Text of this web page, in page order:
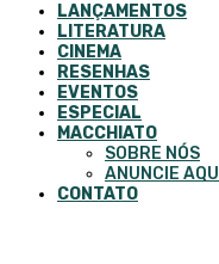
LANÇAMENTOS
LITERATURA
CINEMA
RESENHAS
EVENTOS
ESPECIAL
MACCHIATO
SOBRE NÓS
ANUNCIE AQUI
CONTATO